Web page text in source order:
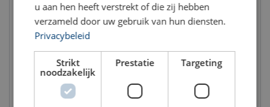
u aan hen heeft verstrekt of die zij hebben
verzameld door uw gebruik van hun diensten.
Privacybeleid
Strikt
noodzakelijk
Prestatie Targeting